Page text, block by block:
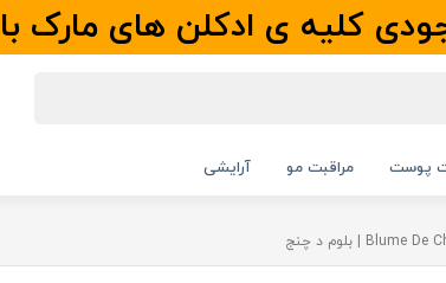
کلیه ی ادکلن های مارک
پوست مراقبت مو آرایشی